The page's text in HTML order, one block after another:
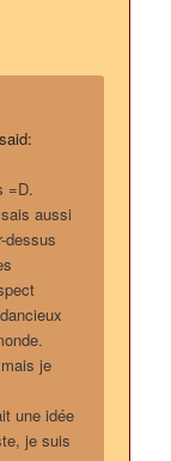
said:
=D.
aussi
dessus
je
une idée
je suis